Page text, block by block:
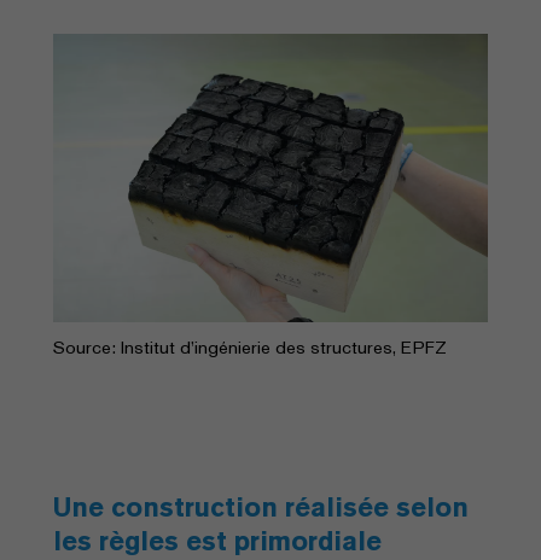
Source: Institut d’ingénierie des structures, EPFZ
Une construction réalisée selon
les règles est primordiale